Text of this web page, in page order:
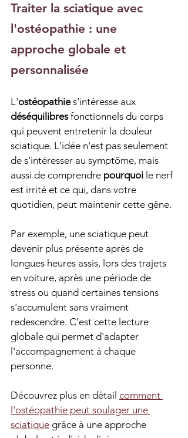
Traiter la sciatique avec
l'ostéopathie : une
approche globale et
personnalisée
L'ostéopathie s'intéresse aux
déséquilibres fonctionnels du corps
qui peuvent entretenir la douleur
sciatique. L'idée n'est pas seulement
de s'intéresser au symptôme, mais
aussi de comprendre pourquoi le nerf
est irrité et ce qui, dans votre
quotidien, peut maintenir cette gêne.
Par exemple, une sciatique peut
devenir plus présente après de
longues heures assis, lors des trajets
en voiture, après une période de
stress ou quand certaines tensions
s'accumulent sans vraiment
redescendre. C'est cette lecture
globale qui permet d'adapter
l'accompagnement à chaque
personne.
Découvrez plus en détail comment
l'ostéopathie peut soulager une
sciatique grâce à une approche